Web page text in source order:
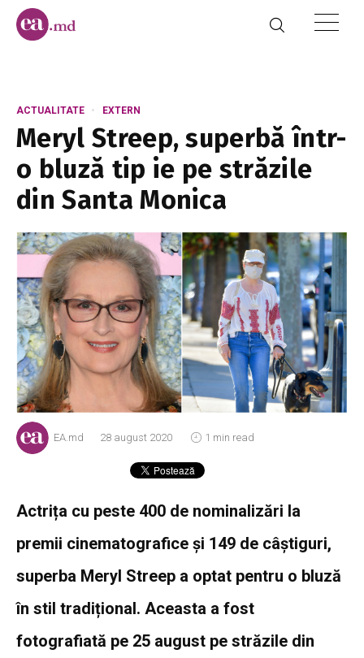
ACTUALITATE EXTERN
Meryl Streep, superbă într-
o bluză tip ie pe străzile
din Santa Monica
EA.md 28 august 2020 1 min read
Actrița cu peste 400 de nominalizări la
premii cinematografice și 149 de câștiguri,
superba Meryl Streep a optat pentru o bluză
în stil tradițional. Aceasta a fost
fotografiată pe 25 august pe străzile din